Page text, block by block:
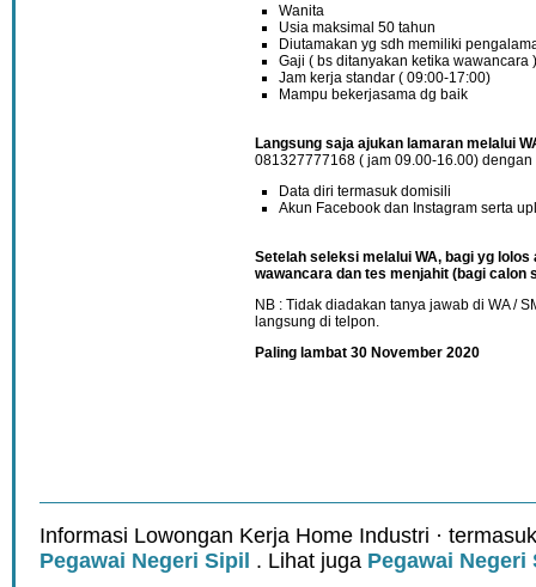
Wanita
Usia maksimal 50 tahun
Diutamakan yg sdh memiliki
Gaji ( bs ditanyakan ketika wawancara
Jam kerja standar ( 09:00-17:00)
Mampu bekerjasama dg baik
Langsung saja ajukan lamaran melalui
081327777168 ( jam 09.00-16.00)
Data diri termasuk domisili
Akun Facebook dan Instagram serta
Setelah seleksi melalui WA, bagi yg
wawancara dan tes menjahit (bagi calon
NB : Tidak diadakan tanya jawab di WA /
langsung di telpon.
Paling lambat 30 November 2020
Informasi Lowongan Kerja Home Industri ·
Pegawai Negeri Sipil . Lihat juga Pegawai Negeri